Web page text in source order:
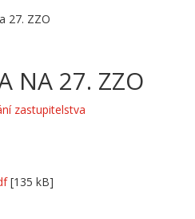
27. ZZO
NA 27. ZZO
zastupitelstva
[135 kB]